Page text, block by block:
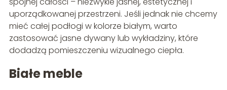
uporządkowanej przestrzeni. Jeśli jednak nie chcemy
mieć całej podłogi w kolorze białym, warto
zastosować jasne dywany lub wykładziny, które
dodadzą pomieszczeniu wizualnego ciepła.
Białe meble